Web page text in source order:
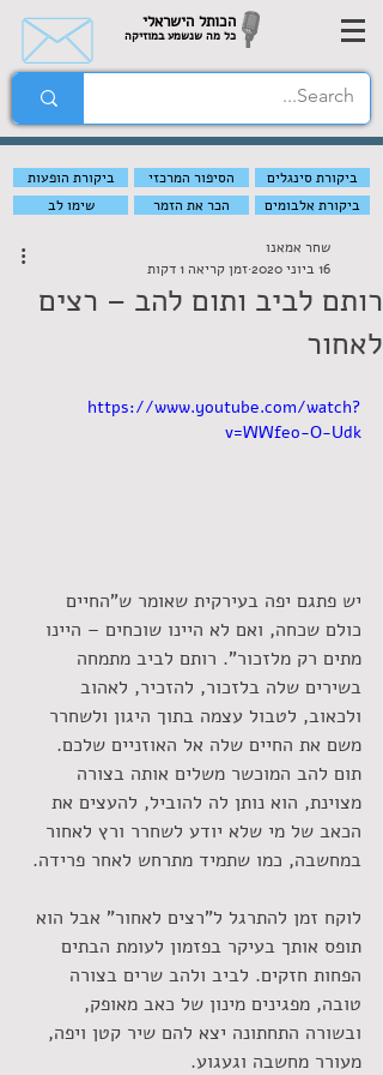
הכותל הישראלי
כל מה שנשמע במוזיקה
ביקורת הופעות הסיפור המרכזי
ביקורת סינגלים
שימו לב
הכר את הזמר ביקורת אלבומים
רותם לביב ותום להב – רצים
לאחור
שחר אמאנו
16 ביוני 2020
זמן קריאה 1 דקות
https://www.youtube.com/watch?
v=WWfeo-O-Udk
יש פתגם יפה בעירקית שאומר ש"החיים
כולם שכחה, ואם לא היינו שוכחים – היינו
מתים רק מלזכור". רותם לביב מתמחה
בשירים שלה בלזכור, להזכיר, לאהוב
ולכאוב, לטבול עצמה בתוך היגון ולשחרר
משם את החיים שלה אל האוזניים שלכם.
תום להב המוכשר משלים אותה בצורה
מצוינת, הוא נותן לה להוביל, להעצים את
הכאב של מי שלא יודע לשחרר ורץ לאחור
במחשבה, כמו שתמיד מתרחש לאחר פרידה.
לוקח זמן להתרגל ל"רצים לאחור" אבל הוא
תופס אותך בעיקר בפזמון לעומת הבתים
הפחות חזקים. לביב ולהב שרים בצורה
טובה, מפגינים מינון של כאב מאופק,
ובשורה התחתונה יצא להם שיר קטן ויפה,
מעורר מחשבה וגעגוע.